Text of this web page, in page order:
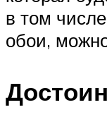
в том
обои,